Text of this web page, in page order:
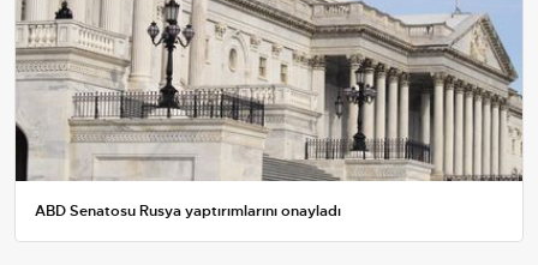
ABD Senatosu Rusya yaptırımlarını onayladı